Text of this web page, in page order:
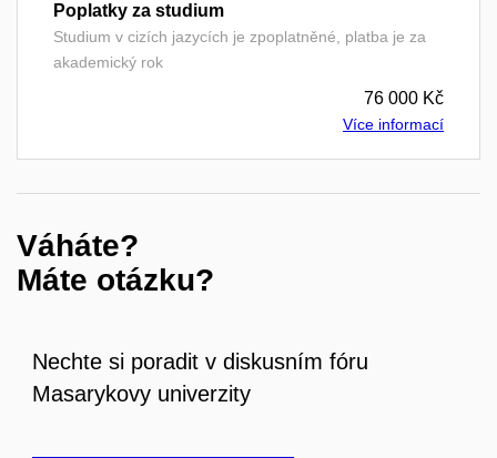
Poplatky za studium
Studium v cizích jazycích je zpoplatněné, platba je za
akademický rok
76 000 Kč
Více informací
Váháte?
Máte otázku?
Nechte si poradit v diskusním fóru
Masarykovy univerzity